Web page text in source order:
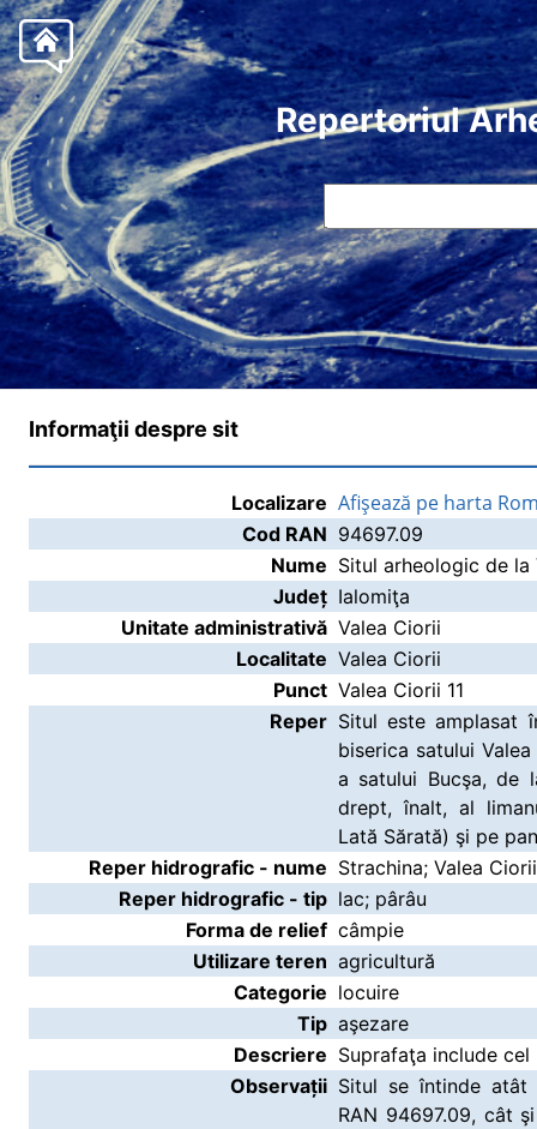
Repertoriul
Informaţii despre sit
Localizare Afişează pe harta
Cod RAN 94697.09
Nume Situl arheologic de la
Județ Ialomiţa
Unitate administrativă Valea Ciorii
Localitate Valea Ciorii
Punct Valea Ciorii 11
Reper Situl este amplasat
biserica satului
a satului Bucşa, de
drept, înalt, al
Lată Sărată) şi pe
Reper hidrografic - nume Strachina; Valea Ciorii
Reper hidrografic - tip lac; pârâu
Forma de relief câmpie
Utilizare teren agricultură
Categorie locuire
Tip aşezare
Descriere Suprafaţa include
Observații Situl se întinde atât
RAN 94697.09, cât